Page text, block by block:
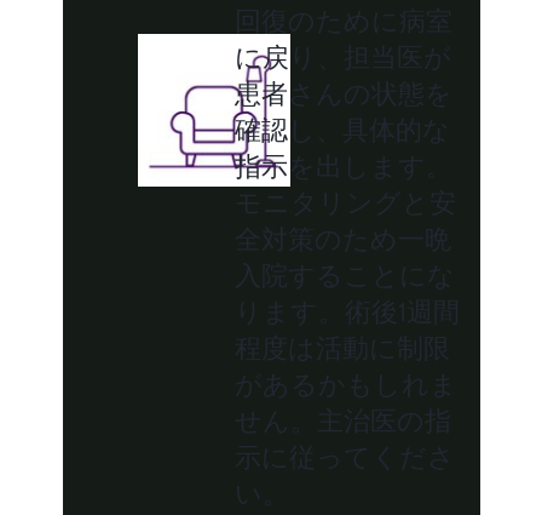
回復のために病室
に戻り、担当医が
患者さんの状態を
確認し、具体的な
指示を出します。
モニタリングと安
全対策のため一晩
入院することにな
ります。術後1週間
程度は活動に制限
があるかもしれま
せん。主治医の指
示に従ってくださ
い。